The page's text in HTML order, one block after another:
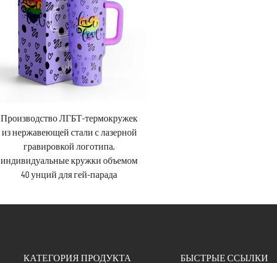
Производство ЛГБТ-термокружек
из нержавеющей стали с лазерной
гравировкой логотипа,
индивидуальные кружки объемом
40 унций для гей-парада
КАТЕГОРИЯ ПРОДУКТА БЫСТРЫЕ ССЫЛКИ